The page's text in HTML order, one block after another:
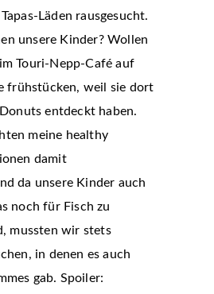
Läden rausgesucht.
unsere Kinder? Wollen
Touri-Nepp-Café auf
frühstücken, weil sie dort
entdeckt haben.
meine healthy
damit
da unsere Kinder auch
noch für Fisch zu
mussten wir stets
in denen es auch
gab. Spoiler: